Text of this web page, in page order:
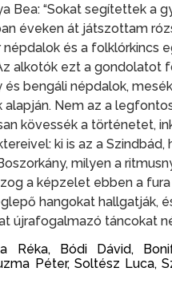
Bea: “Sokat segítettek a
éveken át játszottam
és a folklórkincs
alkotók ezt a gondolatot
bengáli népdalok,
Nem az a
kövessék a történetet,
ki is az a Szindbád,
milyen a
a képzelet ebben a fura
hangokat hallgatják,
újrafogalmazó táncokat
Réka, Bódi Dávid,
Péter, Soltész Luca,